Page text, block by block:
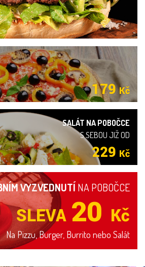
179 Kč
SALÁT NA POBOČCE
S SEBOU JIŽ OD
229 Kč
VYZVEDNUTÍ NA POBOČCE
SLEVA 20 Kč
Na Pizzu, Burger, Burrito nebo Salát